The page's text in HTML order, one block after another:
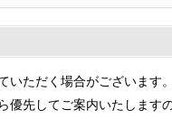
いただく場合がございます。
優先してご案内いたします